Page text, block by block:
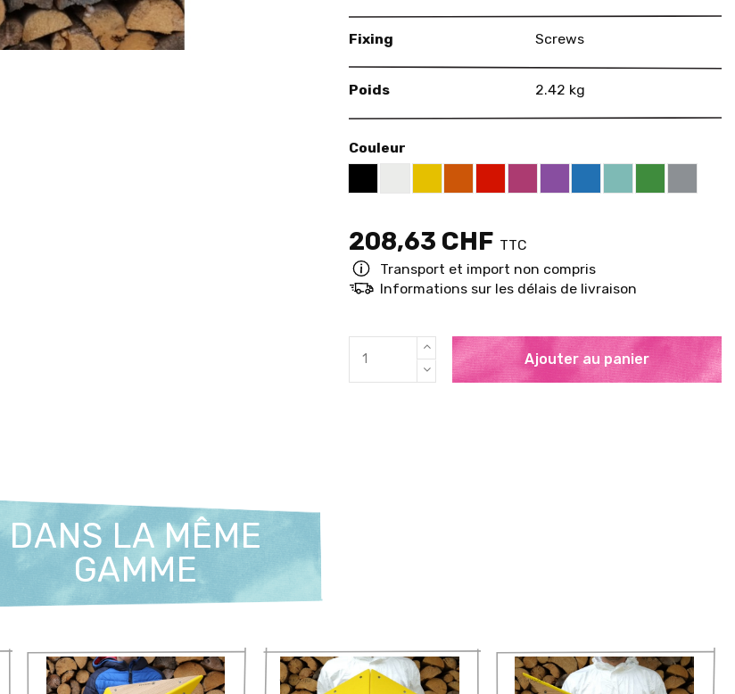
Fixing Screws
Poids 2.42 kg
Couleur
White RAL 9003
Yellow RAL 1021
Orange RAL 2004
Red RAL 3020
Telemagenta RAL 4010
Violet RAL 4008
Blue RAL 5015
Mint RAL 6027
Pure Green
Grey
208,63 CHF TTC
Transport et import non compris
Informations sur les délais de livraison
Ajouter au panier
DANS LA MÊME
GAMME